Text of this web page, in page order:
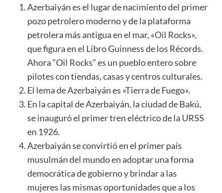
Azerbaiyán es el lugar de nacimiento del primer
pozo petrolero moderno y de la plataforma
petrolera más antigua en el mar, «Oil Rocks»,
que figura en el Libro Guinness de los Récords.
Ahora “Oil Rocks” es un pueblo entero sobre
pilotes con tiendas, casas y centros culturales.
El lema de Azerbaiyán es «Tierra de Fuego».
En la capital de Azerbaiyán, la ciudad de Bakú,
se inauguró el primer tren eléctrico de la URSS
en 1926.
Azerbaiyán se convirtió en el primer país
musulmán del mundo en adoptar una forma
democrática de gobierno y brindar a las
mujeres las mismas oportunidades que a los